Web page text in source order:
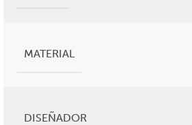
MATERIAL
DISEÑADOR